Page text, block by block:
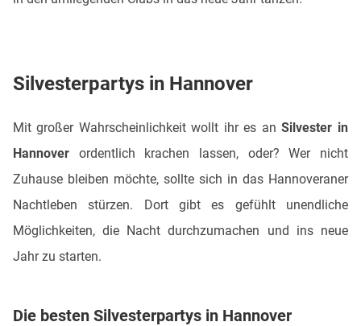
Silvesterpartys in Hannover
Mit großer Wahrscheinlichkeit wollt ihr es anSilvester in
Hannover ordentlich krachen lassen, oder? Wer nicht
Zuhause bleiben möchte, sollte sich in das Hannoveraner
Nachtleben stürzen. Dort gibt es gefühlt unendliche
Möglichkeiten, die Nacht durchzumachen und ins neue
Jahr zu starten.
Die besten Silvesterpartys in Hannover